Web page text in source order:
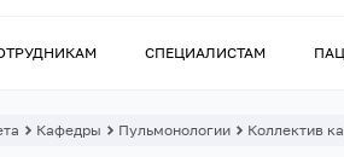
СПЕЦИАЛИСТАМ
Кафедры Пульмонологии Коллектив